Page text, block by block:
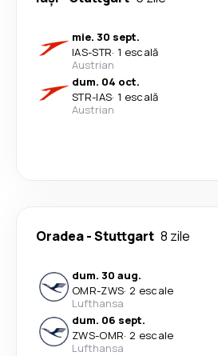
mie. 30 sept.
IAS-STR· 1 escală
Austrian
dum. 04 oct.
STR-IAS· 1 escală
Austrian
Oradea-Stuttgart 8 zile
dum. 30 aug.
OMR-ZWS· 2 escale
Lufthansa
dum. 06 sept.
ZWS-OMR· 2 escale
Lufthansa